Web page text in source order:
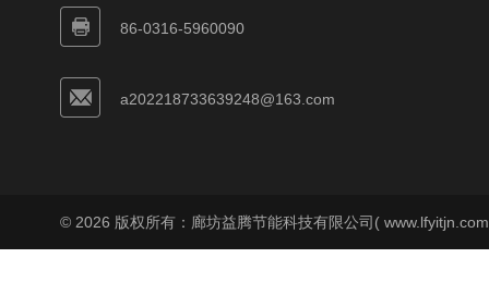
86-0316-5960090
a202218733639248@163.com
© 2026 版权所有：廊坊益腾节能科技有限公司(